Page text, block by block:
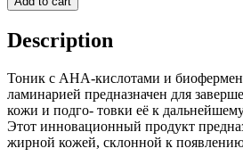
Description
Тоник с AHA-кислотами и
ламинарией предназначен для
кожи и подго- товки её к
Этот инновационный продукт
жирной кожей, склонной к